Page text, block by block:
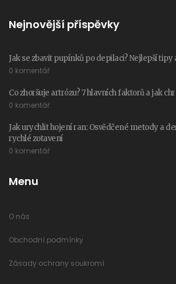
Nejnovější příspěvky
Jak se zbavit pupínků po depilaci? Nejlepší tipy
0 komentář
Co zhoršuje artrózu? 7 hlavních faktorů a jak
0 komentář
Jak urychlit hojení ran: Osvědčené metody a
rychlé zotavení
0 komentář
Menu
O nás
Obchodní podmínky
Zásady ochrany soukromí